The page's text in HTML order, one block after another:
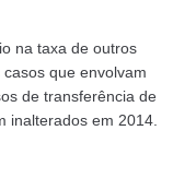
na taxa de outros
que envolvam
de transferência de
inalterados em 2014.